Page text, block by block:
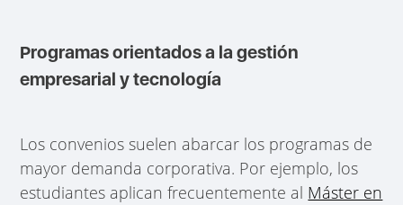
Programas orientados a la gestión
empresarial y tecnología
Los convenios suelen abarcar los programas de
mayor demanda corporativa. Por ejemplo, los
estudiantes aplican frecuentemente al Máster en